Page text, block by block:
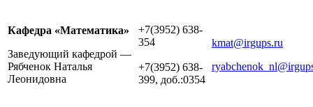
Кафедра «Математика»
Заведующий кафедрой —
Рябченок Наталья
Леонидовна
+7(3952) 638-
354
+7(3952) 638-
399, доб.:0354
kmat@irgups.ru